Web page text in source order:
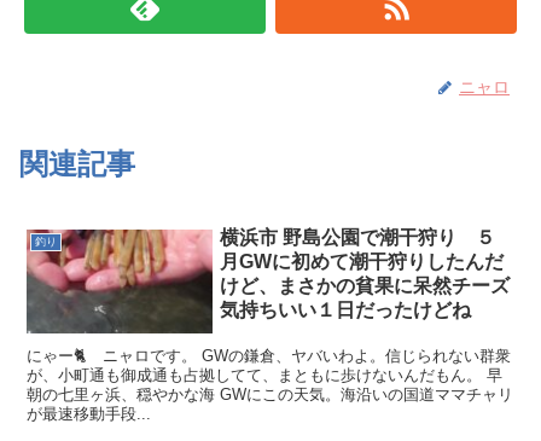
ニャロ
関連記事
釣り
横浜市 野島公園で潮干狩り ５
月GWに初めて潮干狩りしたんだ
けど、まさかの貧果に呆然チーズ
気持ちいい１日だったけどね
にゃー🐈 ニャロです。 GWの鎌倉、ヤバいわよ。信じられない群衆
が、小町通も御成通も占拠してて、まともに歩けないんだもん。 早
朝の七里ヶ浜、穏やかな海 GWにこの天気。海沿いの国道ママチャリ
が最速移動手段...